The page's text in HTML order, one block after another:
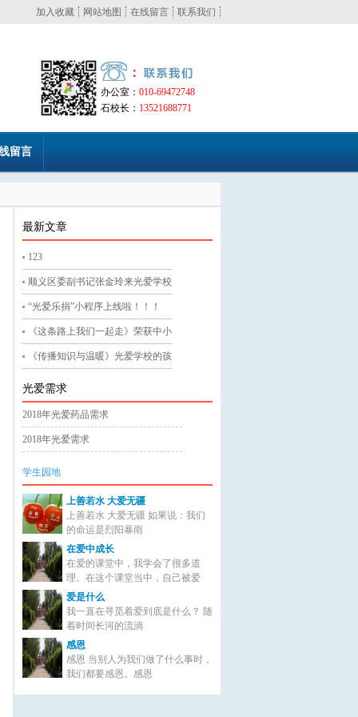
联系我们
在线留言
网站地图
加入收藏
办公室： 010-69472748
石校长： 13521688771
留言
最新文章
123
顺义区委副书记张金玲来光爱学校
“光爱乐捐”小程序上线啦！！！
《这条路上我们一起走》荣获中小
《传播知识与温暖》光爱学校的孩
光爱需求
2018年光爱药品需求
2018年光爱需求
学生园地
上善若水 大爱无疆
上善若水 大爱无疆 如果说：我们
的命运是烈阳暴雨
在爱中成长
在爱的课堂中，我学会了很多道
理。在这个课堂当中，自己被爱
爱是什么
我一直在寻觅着爱到底是什么？ 随
着时间长河的流淌
感恩
感恩 当别人为我们做了什么事时，
我们都要感恩。感恩